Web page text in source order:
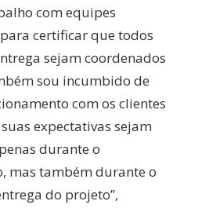
com equipes
certificar que todos
sejam coordenados
sou incumbido de
com os clientes
expectativas sejam
durante o
mas também durante o
do projeto”,